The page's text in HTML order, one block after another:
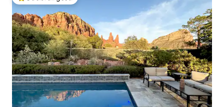
Među najviše rangiranima s oznakom „Odabrali gosti”